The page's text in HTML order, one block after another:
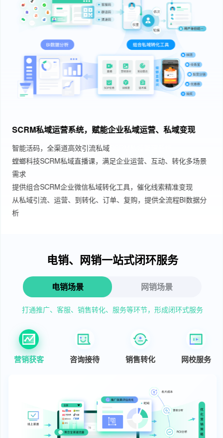
网销电销一体化的全能闭环营销工具，解决企业多场景多
螳螂科技CRM管理系统，业务统一管理
数据整合，用户统一身份标识
业务全链路数据洞察，智能优化
网销电销系统融合，助力企业营销升级
电销、网销一站式闭环服务
电销场景 网销场景
打通推广、客服、销售转化、服务等环节，形成闭环式服务
营销获客 咨询接待 销售转化 网校服务